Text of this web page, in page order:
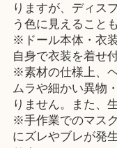
りますが、ディス
う色に見えること
※ドール本体・衣
自身で衣装を着せ
※素材の仕様上、
ムラや細かい異物
りません。また、
※手作業でのマス
にズレやブレが発